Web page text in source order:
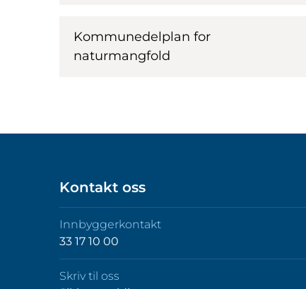
Kommunedelplan for
naturmangfold
Kontakt oss
Innbyggerkontakt
33 17 10 00
Skriv til oss